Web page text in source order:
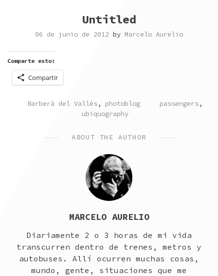
Untitled
06 de junio de 2012 by Marcelo Aurelio
Comparte esto:
Compartir
POSTED
Barberà del Vallès, photoblog TAGGED
passengers,
ubiquography
ABOUT THE AUTHOR
MARCELO AURELIO
Diariamente 2 o 3 horas de mi vida
transcurren dentro de trenes, metros y
autobuses. Allí ocurren muchas cosas,
mundo, gente, situaciones que me